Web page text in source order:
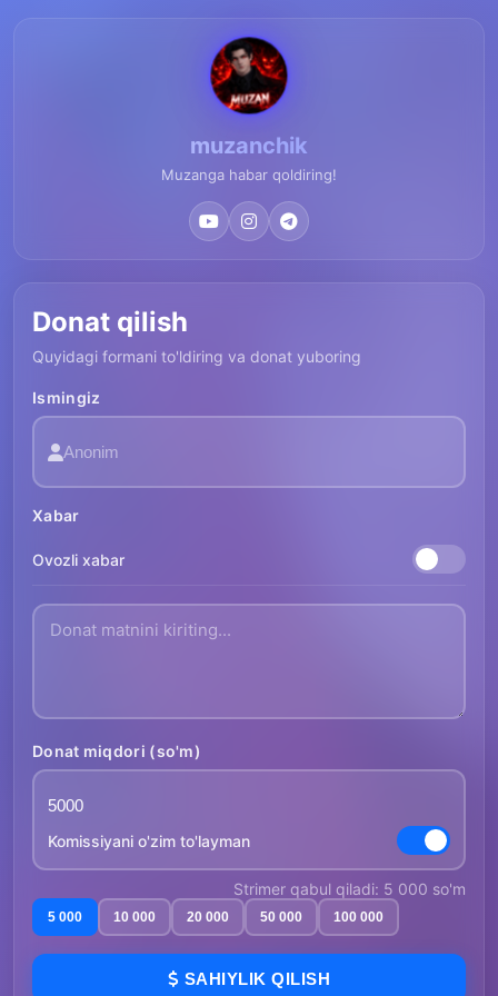
muzanchik
Muzanga habar qoldiring!
Donat qilish
Quyidagi formani to'ldiring va donat yuboring
Ismingiz
Xabar
Ovozli xabar
Donat miqdori (so'm)
Komissiyani o'zim to'layman
Strimer qabul qiladi: 5 000 so'm
5 000 10 000 20 000 50 000 100 000
SAHIYLIK QILISH